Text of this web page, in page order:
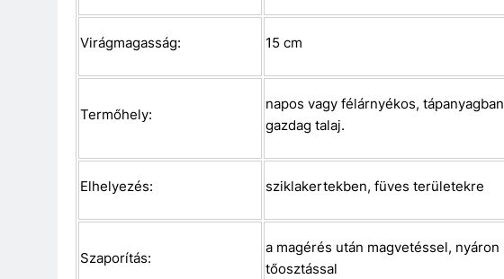
Virágmagasság: 15 cm
Termőhely:
napos vagy félárnyékos, tápanyagban
gazdag talaj.
Elhelyezés: sziklakertekben, füves területekre
Szaporítás:
a magérés után magvetéssel, nyáron
tőosztással